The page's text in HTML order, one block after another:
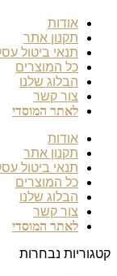
אודות
תקנון אתר
תנאי ביטול
כל המוצרים
הבלוג שלנו
צור קשר
לאתר המוסדי
אודות
תקנון אתר
תנאי ביטול
כל המוצרים
הבלוג שלנו
צור קשר
לאתר המוסדי
קטגוריות נבחרות